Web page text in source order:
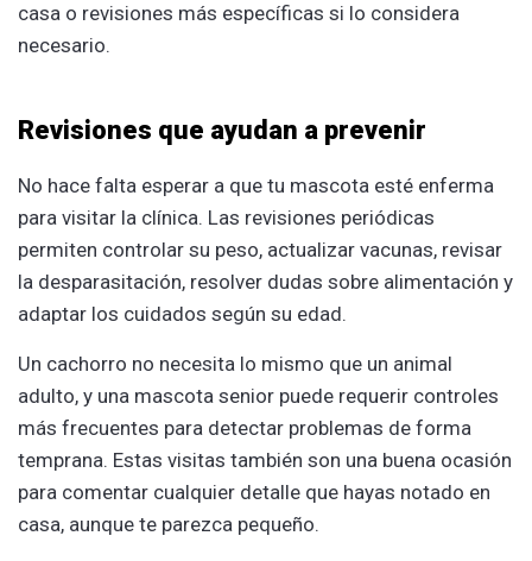
casa o revisiones más específicas si lo considera
necesario.
Revisiones que ayudan a prevenir
No hace falta esperar a que tu mascota esté enferma
para visitar la clínica. Las revisiones periódicas
permiten controlar su peso, actualizar vacunas, revisar
la desparasitación, resolver dudas sobre alimentación y
adaptar los cuidados según su edad.
Un cachorro no necesita lo mismo que un animal
adulto, y una mascota senior puede requerir controles
más frecuentes para detectar problemas de forma
temprana. Estas visitas también son una buena ocasión
para comentar cualquier detalle que hayas notado en
casa, aunque te parezca pequeño.